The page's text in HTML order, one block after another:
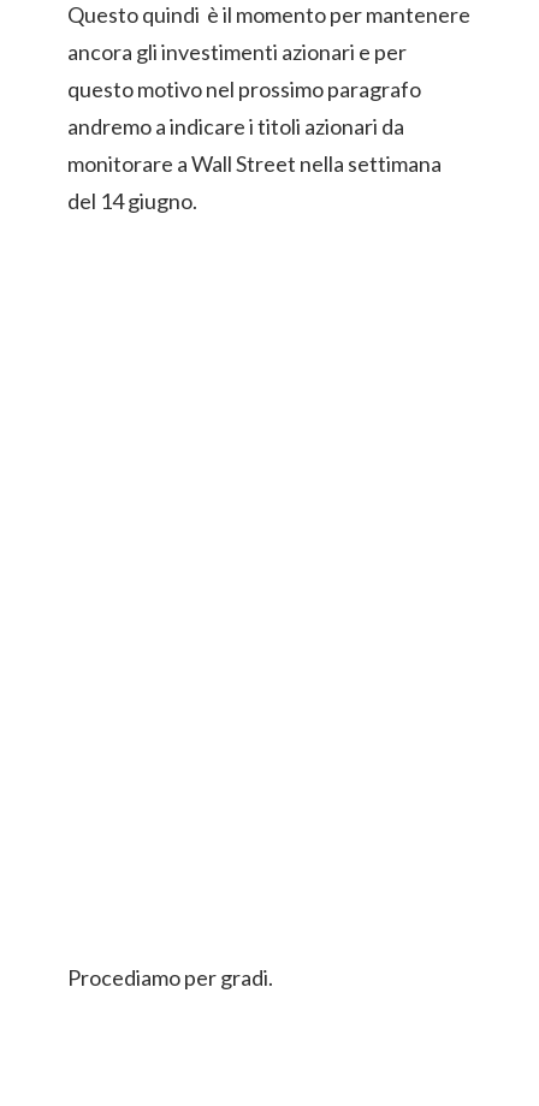
Questo quindi è il momento per mantenere
ancora gli investimenti azionari e per
questo motivo nel prossimo paragrafo
andremo a indicare i titoli azionari da
monitorare a Wall Street nella settimana
del 14 giugno.
Procediamo per gradi.